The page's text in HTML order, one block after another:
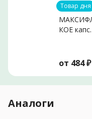
Товар дня
КОЕ
от 484₽
Аналоги